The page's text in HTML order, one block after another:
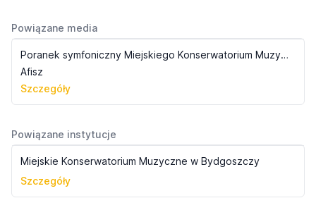
Powiązane media
Poranek symfoniczny Miejskiego Konserwatorium Muzycznego (1937)
Afisz
Szczegóły
Powiązane instytucje
Miejskie Konserwatorium Muzyczne w Bydgoszczy
Szczegóły